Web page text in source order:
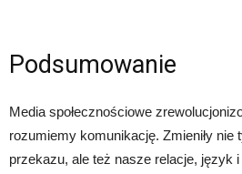
Podsumowanie
Media społecznościowe
rozumiemy komunikację. Zmieniły nie
przekazu, ale też nasze relacje, język i